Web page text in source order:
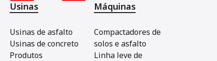
Usinas
Usinas de asfalto
Usinas de concreto
Produtos
Máquinas
Compactadores de
solos e asfalto
Linha leve de